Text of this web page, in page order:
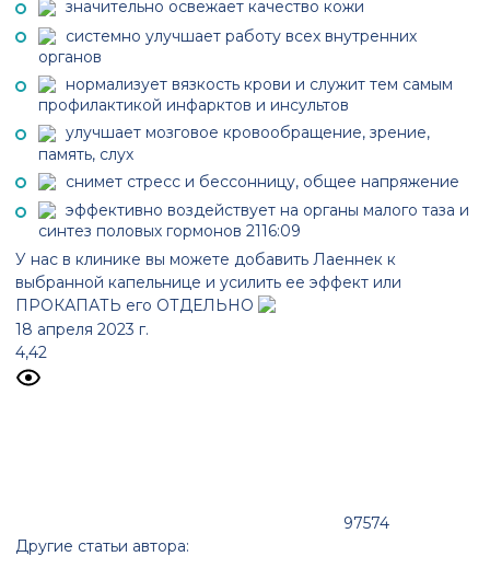
значительно освежает качество кожи
системно улучшает работу всех внутренних
органов
нормализует вязкость крови и служит тем самым
профилактикой инфарктов и инсультов
улучшает мозговое кровообращение, зрение,
память, слух
снимет стресс и бессонницу, общее напряжение
эффективно воздействует на органы малого таза и
синтез половых гормонов 2116:09
У нас в клинике вы можете добавить Лаеннек к
выбранной капельнице и усилить ее эффект или
ПРОКАПАТЬ его ОТДЕЛЬНО
18 апреля 2023 г.
4,42
97574
Другие статьи автора: